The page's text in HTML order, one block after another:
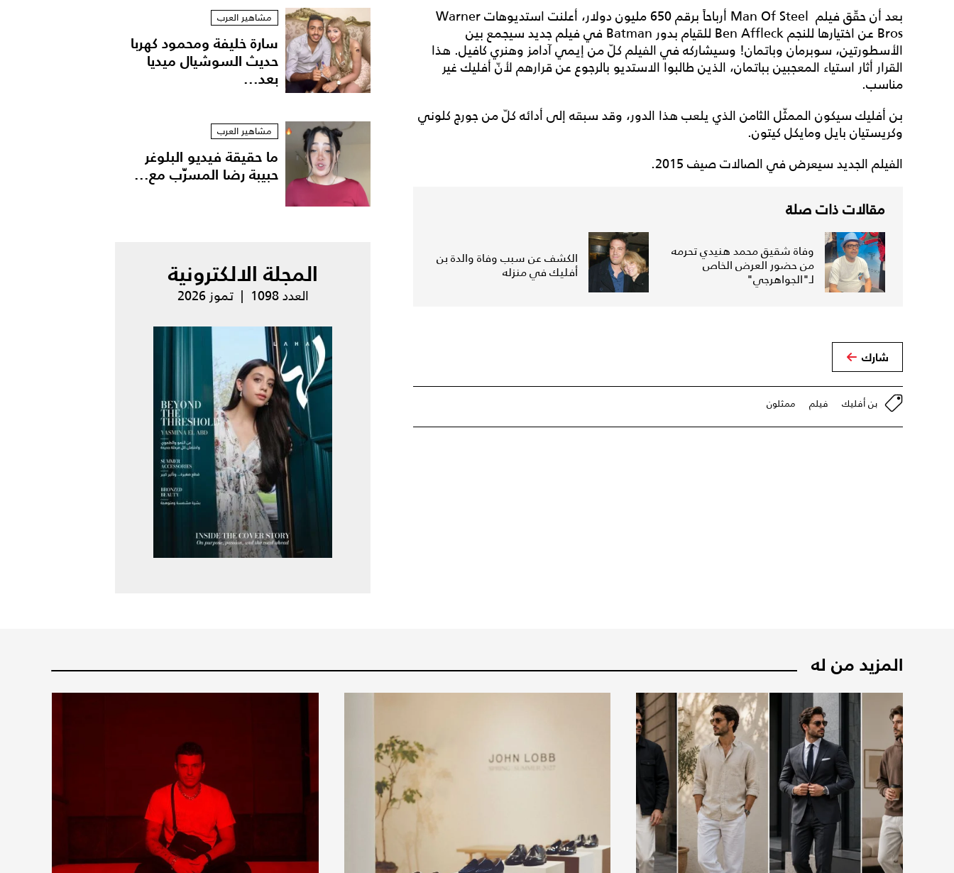
بعد أن حقّق فيلم Man Of Steel أرباحاً برقم 650 مليون دولار، أعلنت استديوهات Warner
Bros عن اختيارها للنجم Ben Affleck للقيام بدور Batman في فيلم جديد سيجمع بين
الأسطورتين، سوبرمان وباتمان! وسيشاركه في الفيلم كلّ من إيمي آدامز وهنري كافيل. هذا
القرار أثار استياء المعجبين بباتمان، الذين طالبوا الاستديو بالرجوع عن قرارهم لأنّ أفليك غير
مناسب.
بن أفليك سيكون الممثّل الثامن الذي يلعب هذا الدور، وقد سبقه إلى أدائه كلّ من جورج كلوني
وكريستيان بايل ومايكل كيتون.
الفيلم الجديد سيعرض في الصالات صيف 2015.
مقالات ذات صلة
وفاة شقيق محمد هنيدي تحرمه
من حضور العرض الخاص
لـ"الجواهرجي"
الكشف عن سبب وفاة والدة بن
أفليك في منزله
شارك
بن أفليك فيلم ممثلون
مشاهير العرب
سارة خليفة ومحمود كهربا
حديث السوشيال ميديا
بعد...
مشاهير العرب
ما حقيقة فيديو البلوغر
حبيبة رضا المسرّب مع...
المجلة الالكترونية
العدد 1098 | تموز 2026
المزيد من له